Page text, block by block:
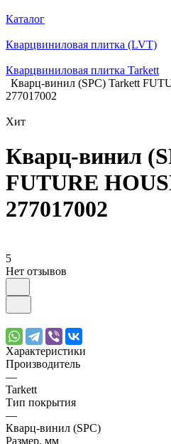
Каталог
Кварцвиниловая плитка (LVT)
Кварцвиниловая плитка Tarkett
Кварц-винил (SPC) Tarkett
277017002
Хит
Кварц-винил
FUTURE
277017002
5
Нет отзывов
Характеристики
Производитель
—
Tarkett
Тип покрытия
—
Кварц-винил (SPC)
Размер, мм